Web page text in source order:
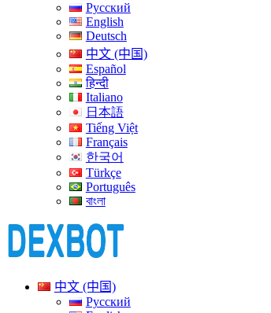
Русский
English
Deutsch
中文 (中国)
Español
हिन्दी
Italiano
日本語
Tiếng Việt
Français
한국어
Türkçe
Português
বাংলা
中文 (中国)
Русский